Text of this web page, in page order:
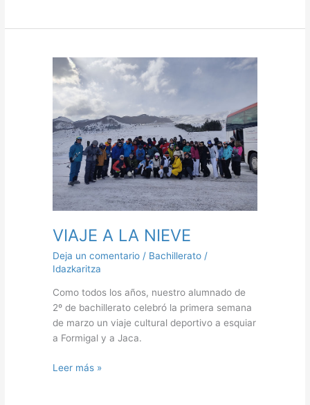
VIAJE A LA NIEVE
Deja un comentario / Bachillerato/
Idazkaritza
Como todos los años, nuestro alumnado de
2º de bachillerato celebró la primera semana
de marzo un viaje cultural deportivo a esquiar
a Formigal y a Jaca.
VIAJE
A
NIEVE
Leer más »